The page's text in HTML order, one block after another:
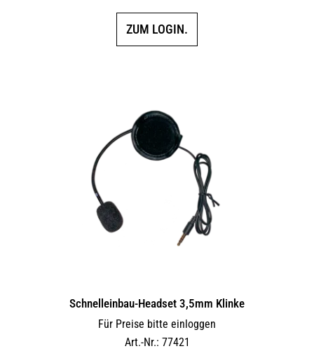
ZUM LOGIN.
Schnelleinbau-Headset 3,5mm Klinke
Für Preise bitte einloggen
Art.-Nr.: 77421